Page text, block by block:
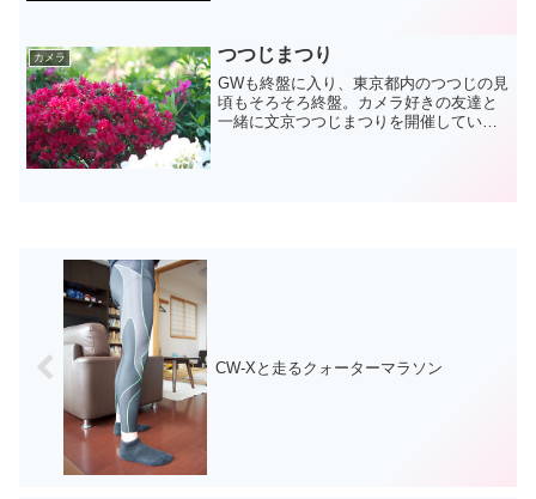
カメラ つつじまつり
GWも終盤に入り、東京都内のつつじの見
頃もそろそろ終盤。カメラ好きの友達と
一緒に文京つつじまつりを開催している
CW-Xと走るクォーターマラソン